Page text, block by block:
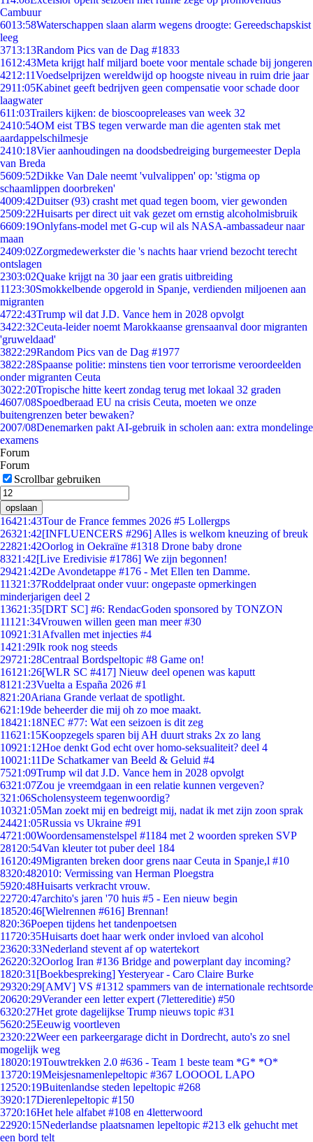
Cambuur
6013:58Waterschappen slaan alarm wegens droogte: Gereedschapskist
leeg
3713:13Random Pics van de Dag #1833
1612:43Meta krijgt half miljard boete voor mentale schade bij jongeren
4212:11Voedselprijzen wereldwijd op hoogste niveau in ruim drie jaar
2911:05Kabinet geeft bedrijven geen compensatie voor schade door
laagwater
611:03Trailers kijken: de bioscoopreleases van week 32
2410:54OM eist TBS tegen verwarde man die agenten stak met
aardappelschilmesje
2410:18Vier aanhoudingen na doodsbedreiging burgemeester Depla
van Breda
5609:52Dikke Van Dale neemt 'vulvalippen' op: 'stigma op
schaamlippen doorbreken'
4009:42Duitser (93) crasht met quad tegen boom, vier gewonden
2509:22Huisarts per direct uit vak gezet om ernstig alcoholmisbruik
6609:19Onlyfans-model met G-cup wil als NASA-ambassadeur naar
maan
2409:02Zorgmedewerkster die 's nachts haar vriend bezocht terecht
ontslagen
2303:02Quake krijgt na 30 jaar een gratis uitbreiding
11 23:30Smokkelbende opgerold in Spanje, verdienden miljoenen aan
migranten
4722:43Trump wil dat J.D. Vance hem in 2028 opvolgt
3422:32Ceuta-leider noemt Marokkaanse grensaanval door migranten
'gruweldaad'
3822:29Random Pics van de Dag #1977
3822:28Spaanse politie: minstens tien voor terrorisme veroordeelden
onder migranten Ceuta
3022:20Tropische hitte keert zondag terug met lokaal 32 graden
4607/08Spoedberaad EU na crisis Ceuta, moeten we onze
buitengrenzen beter bewaken?
2007/08Denemarken pakt AI-gebruik in scholen aan: extra mondelinge
examens
Forum
Forum
Scrollbar gebruiken
opslaan
16421:43Tour de France femmes 2026 #5 Lollergps
26321:42[INFLUENCERS #296] Alles is welkom kneuzing of breuk
22821:42Oorlog in Oekraïne #1318 Drone baby drone
8321:42[Live Eredivisie #1786] We zijn begonnen!
29421:42De Avondetappe #176 - Met Ellen ten Damme.
11321:37Roddelpraat onder vuur: ongepaste opmerkingen
minderjarigen deel 2
13621:35[DRT SC] #6: RendacGoden sponsored by TONZON
111 21:34Vrouwen willen geen man meer #30
10921:31 Afvallen met injecties #4
1421:29Ik rook nog steeds
29721:28Centraal Bordspeltopic #8 Game on!
161 21:26[WLR SC #417] Nieuw deel openen was kaputt
81 21:23Vuelta a España 2026 #1
821:20Ariana Grande verlaat de spotlight.
621:19de beheerder die mij oh zo moe maakt.
18421:18NEC #77: Wat een seizoen is dit zeg
11621:15Koopzegels sparen bij AH duurt straks 2x zo lang
10921:12Hoe denkt God echt over homo-seksualiteit? deel 4
10021:11De Schatkamer van Beeld & Geluid #4
7521:09Trump wil dat J.D. Vance hem in 2028 opvolgt
6321:07Zou je vreemdgaan in een relatie kunnen vergeven?
321:06Scholensysteem tegenwoordig?
10321:05Man zoekt mij en bedreigt mij, nadat ik met zijn zoon sprak
24421:05Russia vs Ukraine #91
4721:00Woordensamenstelspel #1184 met 2 woorden spreken SVP
281 20:54Van kleuter tot puber deel 184
161 20:49Migranten breken door grens naar Ceuta in Spanje,l #10
8320:482010: Vermissing van Herman Ploegstra
5920:48Huisarts verkracht vrouw.
22720:47archito's jaren '70 huis #5 - Een nieuw begin
18520:46[Wielrennen #616] Brennan!
820:36Poepen tijdens het tandenpoetsen
11720:35Huisarts doet haar werk onder invloed van alcohol
23620:33Nederland stevent af op watertekort
26220:32Oorlog Iran #136 Bridge and powerplant day incoming?
1820:31 [Boekbespreking] Yesteryear - Caro Claire Burke
29320:29[AMV] VS #1312 spammers van de internationale rechtsorde
20620:29Verander een letter expert (7lettereditie) #50
6320:27Het grote dagelijkse Trump nieuws topic #31
5620:25Eeuwig voortleven
2320:22Weer een parkeergarage dicht in Dordrecht, auto's zo snel
mogelijk weg
18020:19Touwtrekken 2.0 #636 - Team 1 beste team *G* *O*
13720:19Meisjesnamenlepeltopic #367 LOOOOL LAPO
12520:19Buitenlandse steden lepeltopic #268
3920:17Dierenlepeltopic #150
3720:16Het hele alfabet #108 en 4letterwoord
22920:15Nederlandse plaatsnamen lepeltopic #213 elk gehucht met
een bord telt